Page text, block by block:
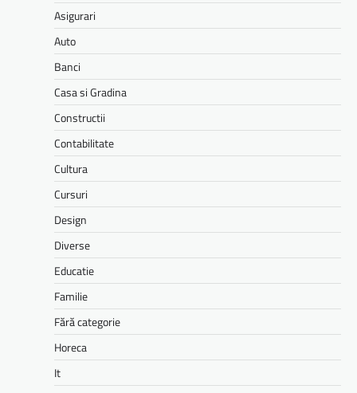
Asigurari
Auto
Banci
Casa si Gradina
Constructii
Contabilitate
Cultura
Cursuri
Design
Diverse
Educatie
Familie
Fără categorie
Horeca
It